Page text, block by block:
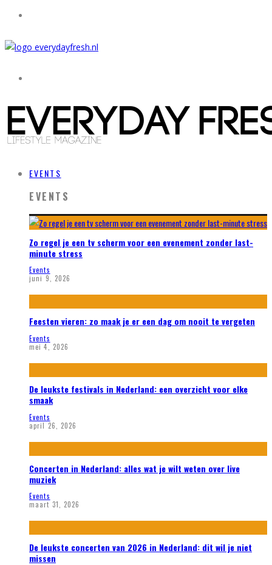
EVENTS
EVENTS
Zo regel je een tv scherm voor een evenement zonder last-
minute stress
Events
juni 9, 2026
Feesten vieren: zo maak je er een dag om nooit te vergeten
Events
mei 4, 2026
De leukste festivals in Nederland: een overzicht voor elke
smaak
Events
april 26, 2026
Concerten in Nederland: alles wat je wilt weten over live
muziek
Events
maart 31, 2026
De leukste concerten van 2026 in Nederland: dit wil je niet
missen